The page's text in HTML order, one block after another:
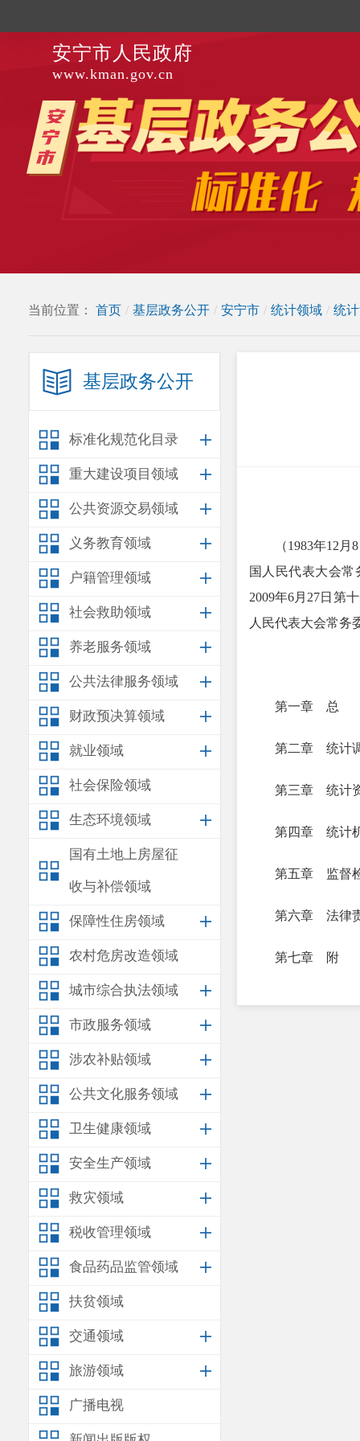
安宁市人民政府
www.kman.gov.cn
当前位置： 首页 / 基层政务公开 / 安宁市 / 统计领域 / 统
基层政务公开
标准化规范化目录
重大建设项目领域
公共资源交易领域
义务教育领域
户籍管理领域
社会救助领域
养老服务领域
公共法律服务领域
财政预决算领域
就业领域
社会保险领域
生态环境领域
国有土地上房屋征
收与补偿领域
保障性住房领域
农村危房改造领域
城市综合执法领域
市政服务领域
涉农补贴领域
公共文化服务领域
卫生健康领域
安全生产领域
救灾领域
税收管理领域
食品药品监管领域
扶贫领域
交通领域
旅游领域
广播电视
（1983年12
国人民代表大会
2009年6月27日第
人民代表大会常务
第一章
第二章 统计
第三章 统计
第四章 统计
第五章 监督
第六章 法律
第七章